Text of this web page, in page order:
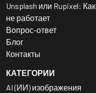
Unsplash или Rupixel:
не работает
Вопрос-ответ
Блог
Контакты
КАТЕГОРИИ
AI (ИИ) изображения